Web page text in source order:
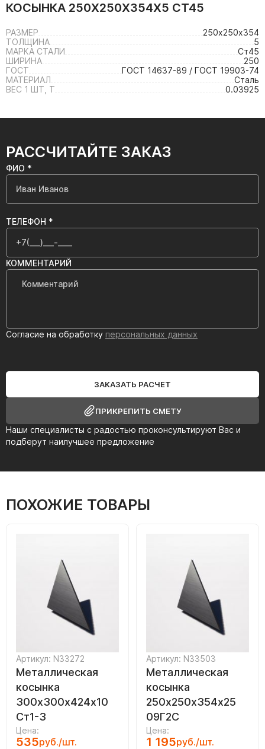
КОСЫНКА 250Х250Х354Х5 СТ45
РАЗМЕР
250х250х354
ТОЛЩИНА
5
МАРКА СТАЛИ
Ст45
ШИРИНА
250
ГОСТ
ГОСТ 14637-89 / ГОСТ 19903-74
МАТЕРИАЛ
Сталь
ВЕС 1 ШТ, Т
0.03925
РАССЧИТАЙТЕ ЗАКАЗ
Наши специалисты с радостью проконсультируют Вас и
подберут наилучшее предложение
ФИО *
ТЕЛЕФОН *
КОММЕНТАРИЙ
Согласие на обработку персональных данных
ЗАКАЗАТЬ РАСЧЕТ
ПРИКРЕПИТЬ СМЕТУ
ПОХОЖИЕ ТОВАРЫ
Артикул: N33272
Металлическая
косынка
300х300х424х10
Ст1-3
Цена:
535руб./шт.
Артикул: N33503
Металлическая
косынка
250х250х354х25
09Г2С
Цена:
1 195руб./шт.